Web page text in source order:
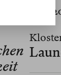
3 jul.